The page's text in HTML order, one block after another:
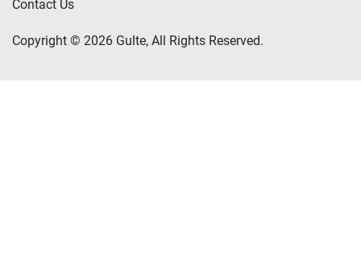
Contact Us
Copyright © 2026 Gulte, All Rights Reserved.